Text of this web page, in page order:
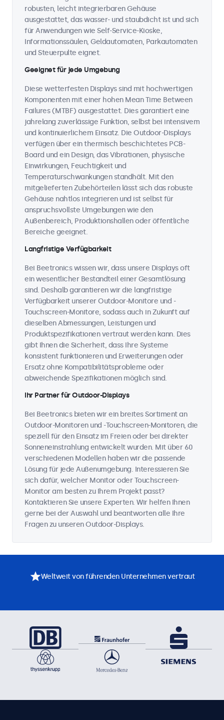
robusten, leicht integrierbaren Gehäuse
ausgestattet, das wasser- und staubdicht ist und sich
für Anwendungen wie Self-Service-Kioske,
Informationssäulen, Geldautomaten, Parkautomaten
und Steuerpulte eignet.
Geeignet für jede Umgebung
Diese wetterfesten Displays sind mit hochwertigen
Komponenten mit einer hohen Mean Time Between
Failures (MTBF) ausgestattet. Dies garantiert eine
jahrelang zuverlässige Funktion, selbst bei intensivem
und kontinuierlichem Einsatz. Die Outdoor-Displays
verfügen über ein thermisch beschichtetes PCB-
Board und ein Design, das Vibrationen, physische
Einwirkungen, Feuchtigkeit und
Temperaturschwankungen standhält. Mit den
mitgelieferten Zubehörteilen lässt sich das robuste
Gehäuse nahtlos integrieren und ist selbst für
anspruchsvollste Umgebungen wie den
Außenbereich, Produktionshallen oder öffentliche
Bereiche geeignet.
Langfristige Verfügbarkeit
Bei Beetronics wissen wir, dass unsere Displays oft
ein wesentlicher Bestandteil einer Gesamtlösung
sind. Deshalb garantieren wir die langfristige
Verfügbarkeit unserer Outdoor-Monitore und -
Touchscreen-Monitore, sodass auch in Zukunft auf
dieselben Abmessungen, Leistungen und
Produktspezifikationen vertraut werden kann. Dies
gibt Ihnen die Sicherheit, dass Ihre Systeme
konsistent funktionieren und Erweiterungen oder
Ersatz ohne Kompatibilitätsprobleme oder
abweichende Spezifikationen möglich sind.
Ihr Partner für Outdoor-Displays
Bei Beetronics bieten wir ein breites Sortiment an
Outdoor-Monitoren und -Touchscreen-Monitoren, die
speziell für den Einsatz im Freien oder bei direkter
Sonneneinstrahlung entwickelt wurden. Mit über 60
verschiedenen Modellen haben wir die passende
Lösung für jede Außenumgebung. Interessieren Sie
sich dafür, welcher Monitor oder Touchscreen-
Monitor am besten zu Ihrem Projekt passt?
Kontaktieren Sie unsere Experten. Wir helfen Ihnen
gerne bei der Auswahl und beantworten alle Ihre
Fragen zu unseren Outdoor-Displays.
Weltweit von führenden Unternehmen vertraut